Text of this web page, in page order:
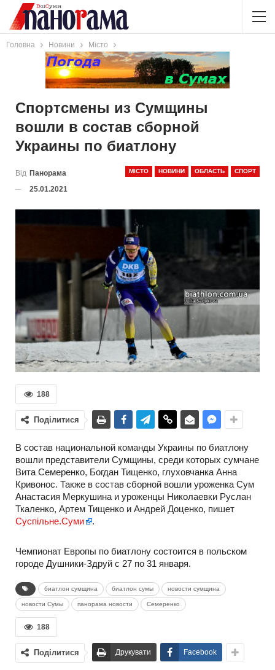
Головна Новини Місто
Спортсмены из Сумщины
вошли в состав сборной
Украины по биатлону
МІСТО НОВИНИ ОБЛАСТЬ СПОРТ
Від Панорама
25.01.2021
188
Поділитися
В состав национальной команды Украины по биатлону
вошли представители Сумщины, среди которых сумчане
Вита Семеренко, Богдан Тищенко, глуховчанка Анна
Кривонос. Также в состав сборной вошли уроженка Сум
Анастасия Меркушина и уроженцы Николаевки Руслан
Ткаленко, Артем Тищенко и Андрей Доценко, пишет
Суспільне.Суми
.
Чемпионат Европы по биатлону состоится в польском
городе Душники-Здруй с 27 по 31 января.
биатлон сумщина биатлон сумы новости сумщина
новости Сумы панорама новости Семеренко
188
Поділитися Друкувати Facebook